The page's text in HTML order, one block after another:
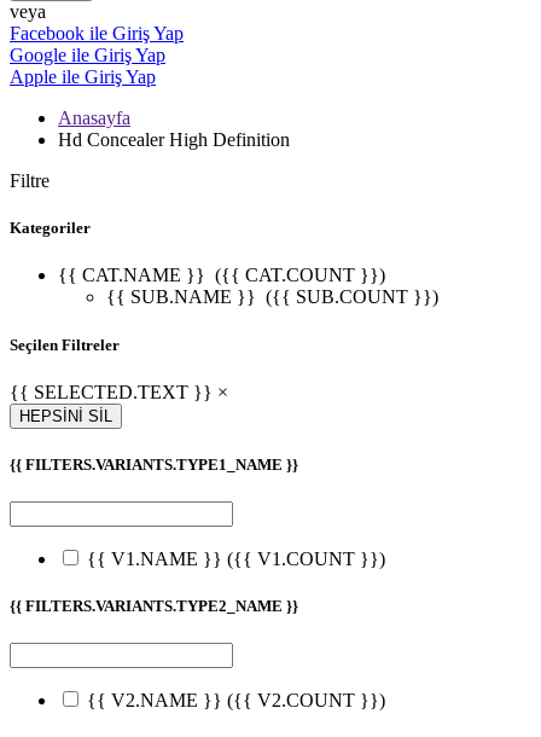
veya
Facebook ile Giriş Yap
Google ile Giriş Yap
Apple ile Giriş Yap
Anasayfa
Hd Concealer High Definition
Filtre
Kategoriler
{{ CAT.NAME }} ({{ CAT.COUNT }})
{{ SUB.NAME }} ({{ SUB.COUNT }})
Seçilen Filtreler
{{ SELECTED.TEXT }} ×
HEPSİNİ SİL
{{ FILTERS.VARIANTS.TYPE1_NAME }}
{{ V1.NAME }} ({{ V1.COUNT }})
{{ FILTERS.VARIANTS.TYPE2_NAME }}
{{ V2.NAME }} ({{ V2.COUNT }})